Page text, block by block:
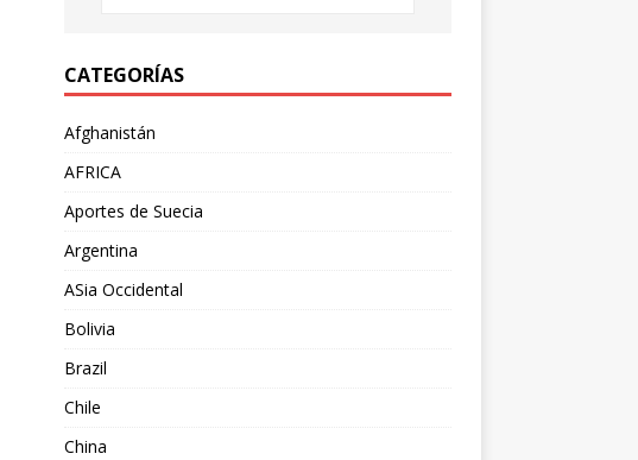
CATEGORÍAS
Afghanistán
AFRICA
Aportes de Suecia
Argentina
ASia Occidental
Bolivia
Brazil
Chile
China